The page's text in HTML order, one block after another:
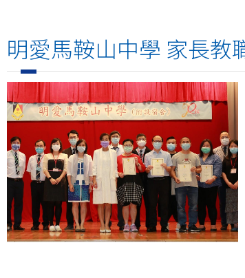
連
結
明愛馬鞍山中學 家長教